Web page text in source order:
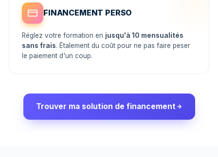
FINANCEMENT PERSO
Réglez votre formation en jusqu'à 10 mensualités
sans frais. Étalement du coût pour ne pas faire peser
le paiement d'un coup.
Trouver ma solution de financement